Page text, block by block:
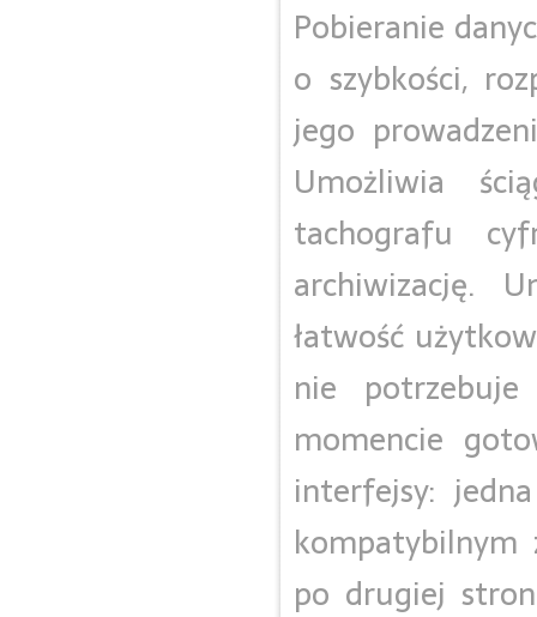
Pobieranie
o szybkości,
jego
Umożliwia
tachografu
archiwizację.
łatwość
nie
momencie
interfejsy:
po drugiej